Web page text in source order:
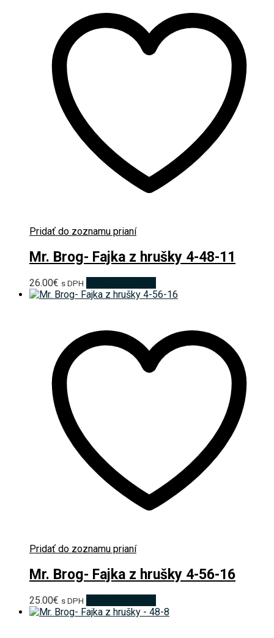
Pridať do zoznamu prianí
Mr. Brog- Fajka z hrušky 4-48-11
26.00€ s DPH
Pridať do zoznamu prianí
Mr. Brog- Fajka z hrušky 4-56-16
25.00€ s DPH